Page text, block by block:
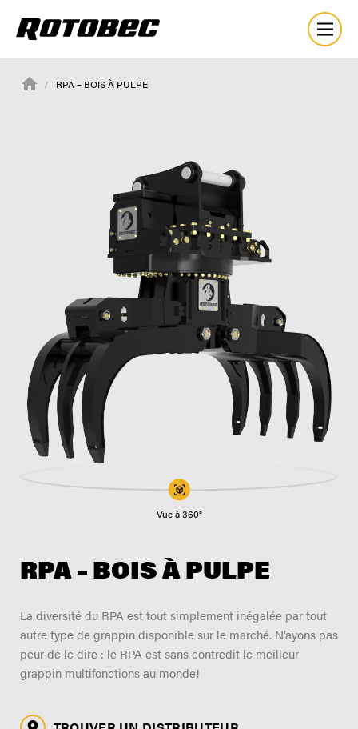
TROUVER UN DISTRIBUTEUR
À propos
Blogue
Carrières
Support
Contactez-nous
RPA – BOIS À PULPE
Vue à 360°
RPA – BOIS À PULPE
La diversité du RPA est tout simplement inégalée par tout
autre type de grappin disponible sur le marché. N’ayons pas
peur de le dire : le RPA est sans contredit le meilleur
grappin multifonctions au monde!